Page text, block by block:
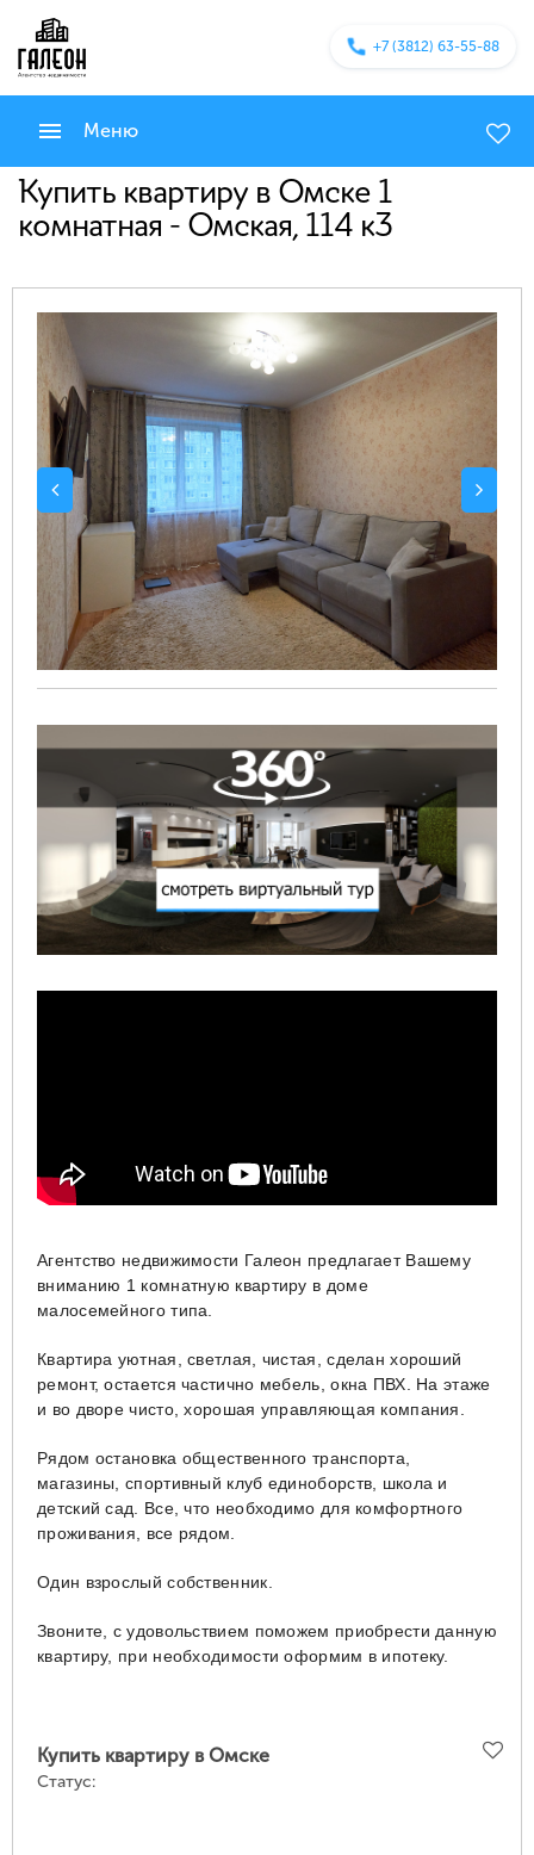
+7 (3812) 63-55-88
Меню
Купить квартиру в Омске 1
комнатная - Омская, 114 к3
Агентство недвижимости Галеон предлагает Вашему
вниманию 1 комнатную квартиру в доме
малосемейного типа.
Квартира уютная, светлая, чистая, сделан хороший
ремонт, остается частично мебель, окна ПВХ. На этаже
и во дворе чисто, хорошая управляющая компания.
Рядом остановка общественного транспорта,
магазины, спортивный клуб единоборств, школа и
детский сад. Все, что необходимо для комфортного
проживания, все рядом.
Один взрослый собственник.
Звоните, с удовольствием поможем приобрести данную
квартиру, при необходимости оформим в ипотеку.
Купить квартиру в Омске
Статус: